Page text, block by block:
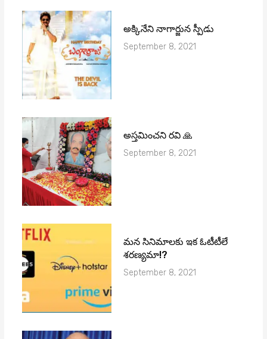
అక్కినేని నాగార్జున స్పీడు
September 8, 2021
అస్తమించని రవి 🙏
September 8, 2021
మ‌న సినిమాల‌కు ఇక ఓటీటీలే
శ‌ర‌ణ్య‌మా!?
September 8, 2021